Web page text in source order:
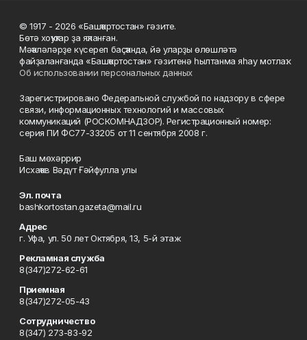
© 1917 - 2026 «Башҡортостан» гәзите.
Бөтә хоҡуҡтар ҙа яҡланған.
Мәҡәләләрҙе күсереп баҫҡанда, йә уларҙы өлөшләтә
файҙаланғанда «Башҡортостан» гәзитенә һылтанма яһау мотлаҡ.
Об использовании персональных данных
Зарегистрировано Федеральной службой по надзору в сфере
связи, информационных технологий и массовых
коммуникаций (РОСКОМНАДЗОР). Регистрационный номер:
серия ПИ ФС77-33205 от 11 сентября 2008 г.
Баш мөхәррир
Исхаҡов Вәдүт Ғәйфулла улы
Эл. почта
bashkortostan.gazeta@mail.ru
Адрес
г. Уфа, ул. 50 лет Октября, 13, 5-й этаж
Рекламная служба
8(347)272-62-61
Приемная
8(347)272-05-43
Сотрудничество
8(347) 273-83-92